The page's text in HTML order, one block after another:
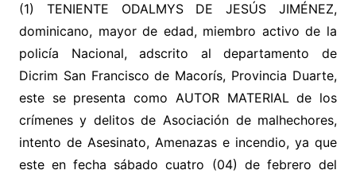
(1) TENIENTE ODALMYS DE JESÚS JIMÉNEZ,
dominicano, mayor de edad, miembro activo de la
policía Nacional, adscrito al departamento de
Dicrim San Francisco de Macorís, Provincia Duarte,
este se presenta como AUTOR MATERIAL de los
crímenes y delitos de Asociación de malhechores,
intento de Asesinato, Amenazas e incendio, ya que
este en fecha sábado cuatro (04) de febrero del